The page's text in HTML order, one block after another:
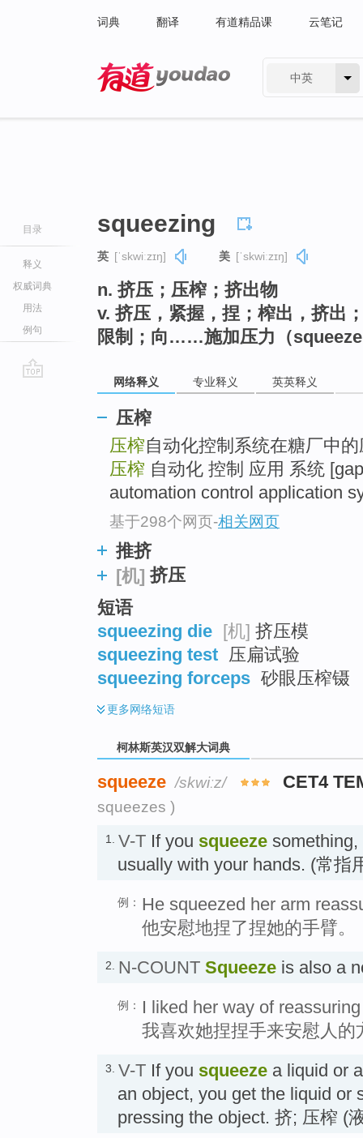
词典 翻译 有道精品课 云笔记
中英
目录
释义
权威词典
用法
例句
squeezing
英 [ˈskwiːzɪŋ] 美 [ˈskwiːzɪŋ]
n. 挤压；压榨；挤出物
v. 挤压，紧握，捏；榨出，挤出
限制；向……施加压力（
网络释义 专业释义 英英释义
压榨
压榨自动化控制系统在糖厂中
压榨 自动化 控制 应用 系统
automation control application
基于298个网页-相关网页
推挤
[机] 挤压
短语
squeezing die [机] 挤压模
squeezing test 压扁试验
squeezing forceps 砂眼压榨镊
更多网络短语
柯林斯英汉双解大词典
squeeze /skwiːz/ CET4
squeezes )
1. V-T If you squeeze
usually with your hands. (常指
例： He squeezed her arm
他安慰地捏了捏她的手臂。
2. N-COUNT Squeeze is also a
例：
I liked her way of
我喜欢她捏捏手来安慰人的
3. V-T If you squeeze a liquid or
an object, you get the liquid or
pressing the object. 挤; 压榨 (